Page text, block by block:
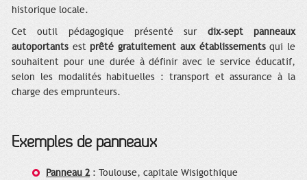
historique locale.
Cet outil pédagogique présenté sur dix-sept panneaux
autoportants estprêté gratuitement aux établissementsqui le
souhaitent pour une durée à définir avec le service éducatif,
selon les modalités habituelles : transport et assurance à la
charge des emprunteurs.
Exemples de panneaux
Panneau 2: Toulouse, capitale Wisigothique